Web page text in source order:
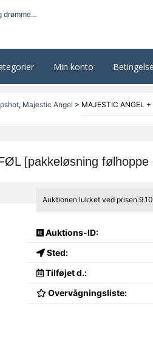
Min konto
, Majestic Angel > MAJESTIC ANGEL
[pakkeløsning
Auktionen lukket ved
Auktions-ID:
Sted:
Tilføjet d.:
Overvågningsliste: